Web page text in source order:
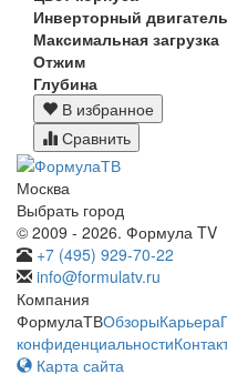
Инверторный двигатель
Максимальная загрузка
Отжим
Глубина
В избранное
Сравнить
Москва
Выбрать город
© 2009 - 2026. Формула TV
+7 (495) 929-70-22
info@formulatv.ru
Компания
ФормулаТВОбзорыКарьера
конфиденциальности
Карта сайта